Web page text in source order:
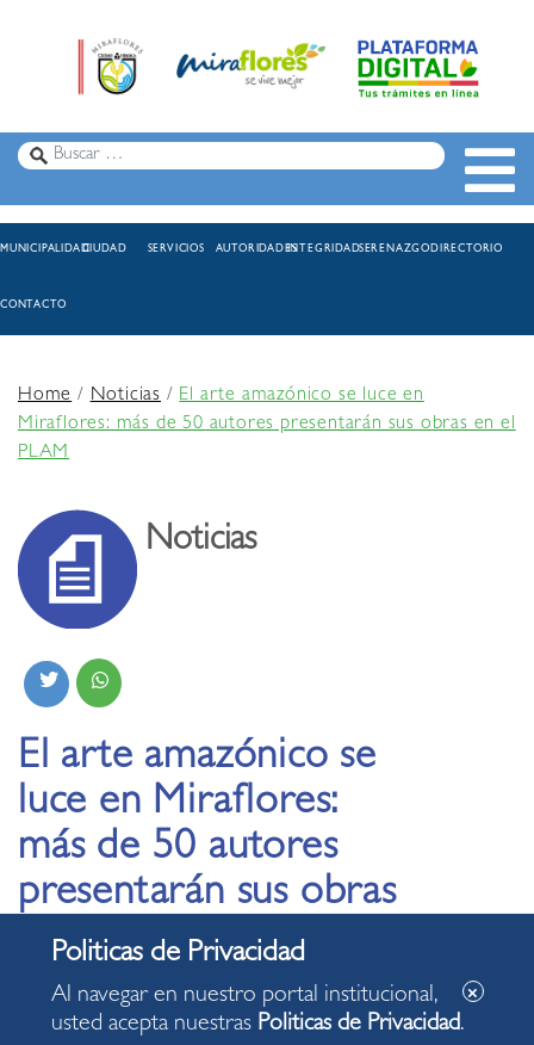
MUNICIPALIDADCIUDAD SERVICIOS AUTORIDADESINTEGRIDADSERENAZGODIRECTORIO
CONTACTO
Home/Noticias /El arte amazónico se luce en
Miraflores: más de 50 autores presentarán sus obras en el
PLAM
Noticias
El arte amazónico se
luce en Miraflores:
más de 50 autores
presentarán sus obras
en el PLAM
11.06.2024
Al navegar en nuestro portal institucional,
usted acepta nuestras Politicas de Privacidad.